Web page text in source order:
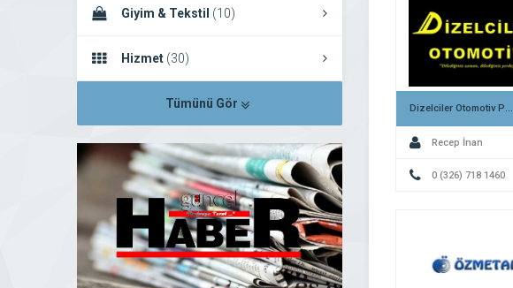
Giyim & Tekstil (10)
Hizmet (30)
Tümünü Gör Dizelciler Otomotiv Payas
Recep İnan
0 (326) 718 1460